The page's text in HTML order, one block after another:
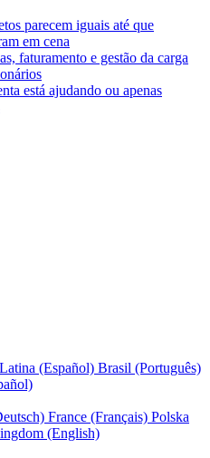
parecem iguais até que
em cena
faturamento e gestão da carga
está ajudando ou apenas
(Español) Brasil (Português)
France (Français) Polska
(English)